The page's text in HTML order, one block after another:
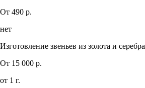
От 490 р.
нет
Изготовление звеньев из золота и серебра
От 15 000 р.
от 1 г.